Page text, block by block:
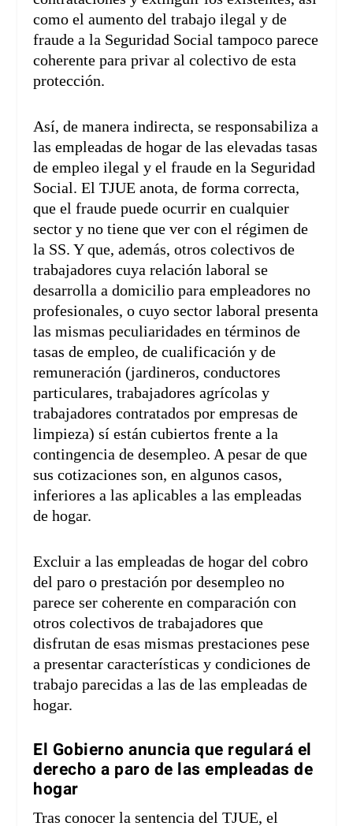
como el aumento del trabajo ilegal y de
fraude a la Seguridad Social tampoco parece
coherente para privar al colectivo de esta
protección.
Así, de manera indirecta, se responsabiliza a
las empleadas de hogar de las elevadas tasas
de empleo ilegal y el fraude en la Seguridad
Social. El TJUE anota, de forma correcta,
que el fraude puede ocurrir en cualquier
sector y no tiene que ver con el régimen de
la SS. Y que, además, otros colectivos de
trabajadores cuya relación laboral se
desarrolla a domicilio para empleadores no
profesionales, o cuyo sector laboral presenta
las mismas peculiaridades en términos de
tasas de empleo, de cualificación y de
remuneración (jardineros, conductores
particulares, trabajadores agrícolas y
trabajadores contratados por empresas de
limpieza) sí están cubiertos frente a la
contingencia de desempleo. A pesar de que
sus cotizaciones son, en algunos casos,
inferiores a las aplicables a las empleadas
de hogar.
Excluir a las empleadas de hogar del cobro
del paro o prestación por desempleo no
parece ser coherente en comparación con
otros colectivos de trabajadores que
disfrutan de esas mismas prestaciones pese
a presentar características y condiciones de
trabajo parecidas a las de las empleadas de
hogar.
El Gobierno anuncia que regulará el
derecho a paro de las empleadas de
hogar
Tras conocer la sentencia del TJUE, el